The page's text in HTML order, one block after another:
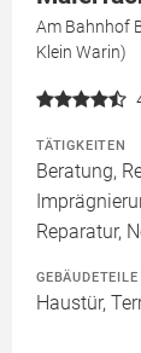
Am Bahnhof
Klein Warin)
TÄTIGKEITEN
Beratung,
Reparatur,
GEBÄUDETEILE
Haustür,